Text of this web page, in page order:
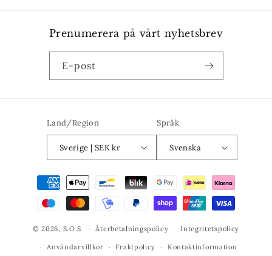
Prenumerera på vårt nyhetsbrev
E-post
Land/Region
Sverige | SEK kr
Språk
Svenska
Betalningsmetoder
© 2026, S.O.S Återbetalningspolicy Integritetspolicy
Användarvillkor Fraktpolicy Kontaktinformation